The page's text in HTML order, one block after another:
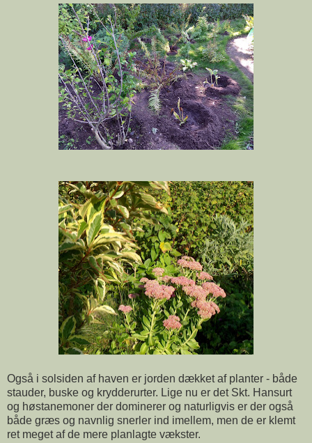
Også i solsiden af haven er jorden dækket af planter - både
stauder, buske og krydderurter. Lige nu er det Skt. Hansurt
og høstanemoner der dominerer og naturligvis er der også
både græs og navnlig snerler ind imellem, men de er klemt
ret meget af de mere planlagte vækster.